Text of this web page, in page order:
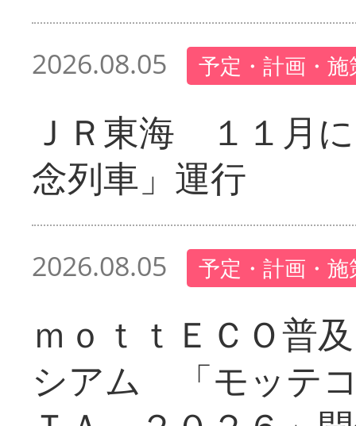
2026.08.05 予定・計画・施
ＪＲ東海 １１月
念列車」運行
2026.08.05 予定・計画・施
ｍｏｔｔＥＣＯ普
シアム 「モッテ